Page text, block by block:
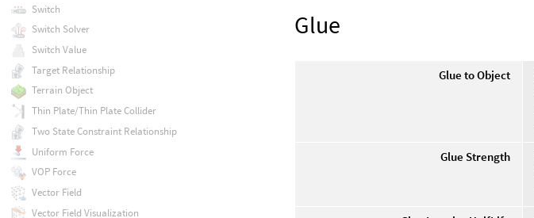
Glue
Glue to Object
Glue Strength
Switch
Switch Solver
Switch Value
Target Relationship
Terrain Object
Thin Plate/Thin Plate Collider
Two State Constraint Relationship
Uniform Force
VOP Force
Vector Field
Vector Field Visualization